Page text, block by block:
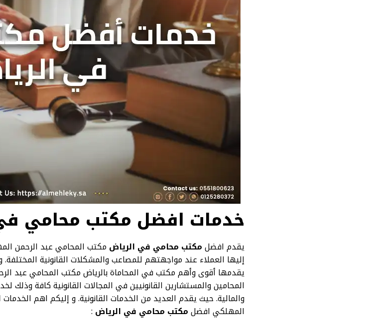
خدمات افضل مكتب محامي
يقدم افضلمكتب محامي في الرياض مكتب المحامي عبد الرحمن
إليها العملاء عند مواجهتهم للمصاعب والمشكلات القانونية
يقدمها أقوى وأهم مكتب في المحاماة بالرياض مكتب المحامي عبد
المحامين والمستشارين القانونيين في المجالات القانونية كافة وذلك
والمالية. حيث يقدم العديد من الخدمات القانونية. و إليكم اهم
المهلكي افضلمكتب محامي في الرياض :